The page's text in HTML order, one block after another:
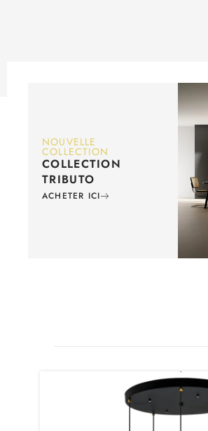
NOUVELLE
COLLECTION
COLLECTION
TRIBUTO
ACHETER ICI